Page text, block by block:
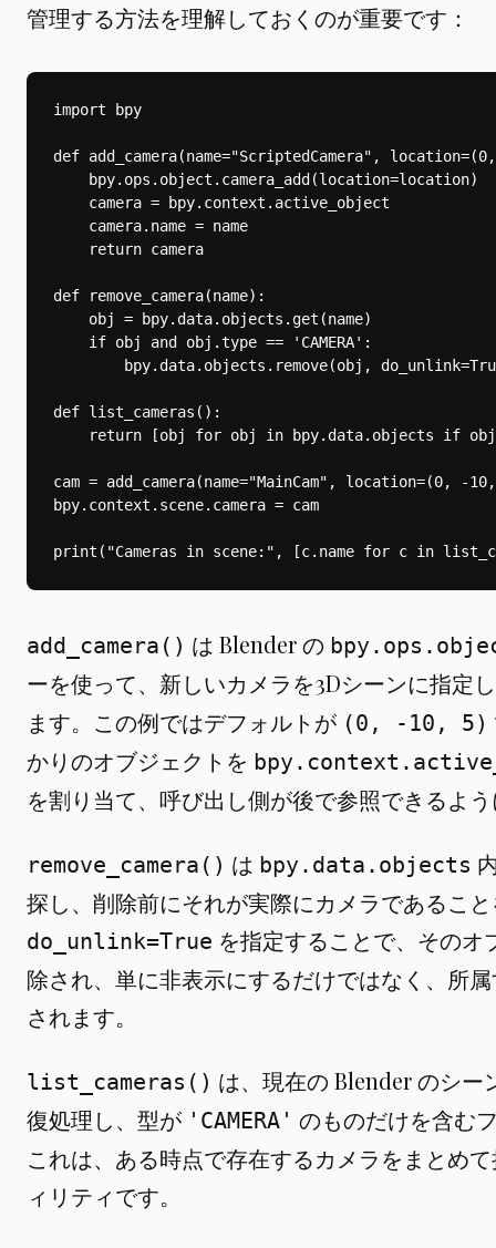
管理する方法を理解しておくのが重要です：
add_camera() は Blender の
ーを使って、新しいカメラを3Dシーンに指定
ます。この例ではデフォルトが (0, -10, 5)
かりのオブジェクトを
を割り当て、呼び出し側が後で参照できるよ
remove_camera() は bpy.data.objects
探し、削除前にそれが実際にカメラであるこ
do_unlink=True を指定することで、その
除され、単に非表示にするだけではなく、所
されます。
list_cameras() は、現在の Blender のシー
復処理し、型が 'CAMERA' のものだけを含む
これは、ある時点で存在するカメラをまとめ
ィリティです。